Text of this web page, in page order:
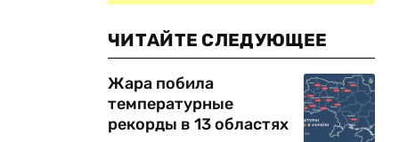
ЧИТАЙТЕ СЛЕДУЮЩЕЕ
Жара побила
температурные
рекорды в 13 областях